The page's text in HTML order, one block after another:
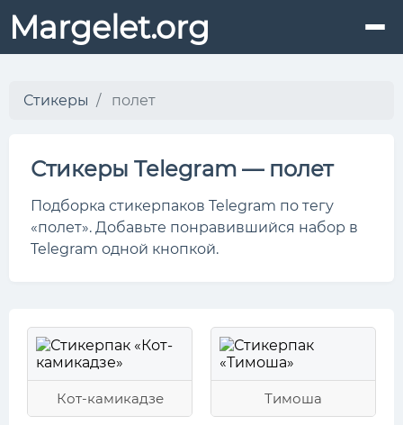
Margelet.org
Стикеры полет
Стикеры Telegram — полет
Подборка стикерпаков Telegram по тегу
«полет». Добавьте понравившийся набор в
Telegram одной кнопкой.
Кот-камикадзе Тимоша